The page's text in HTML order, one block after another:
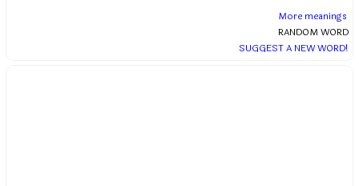
More meanings
RANDOM WORD
SUGGEST A NEW WORD!